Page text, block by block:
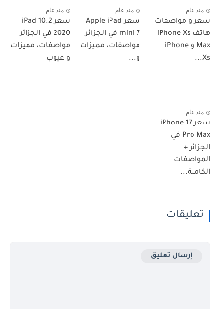
منذ عام
سعر و مواصفات
هاتف iPhone Xs
Max و iPhone
Xs...
منذ عام
سعر Apple iPad
mini 7 في الجزائر
مواصفات، مميزات
و...
منذ عام
سعر iPad 10.2
2020 في الجزائر
مواصفات، مميزات
و عيوب
منذ عام
سعر iPhone 17
Pro Max في
الجزائر +
المواصفات
الكاملة...
تعليقات
إرسال تعليق